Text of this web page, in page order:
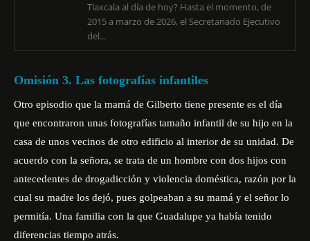
Tlaxcala al día de hoy? Hasta el momento, de
2015 a marzo de 2026, el Secretariado Ejecutivo
del...
Omisión 3. Las fotografías infantiles
Otro episodio que la mamá de Gilberto tiene presente es el día
que encontraron unas fotografías tamaño infantil de su hijo en la
casa de unos vecinos de otro edificio al interior de su unidad. De
acuerdo con la señora, se trata de un hombre con dos hijos con
antecedentes de drogadicción y violencia doméstica, razón por la
cual su madre los dejó, pues golpeaban a su mamá y el señor lo
permitía. Una familia con la que Guadalupe ya había tenido
diferencias tiempo atrás.